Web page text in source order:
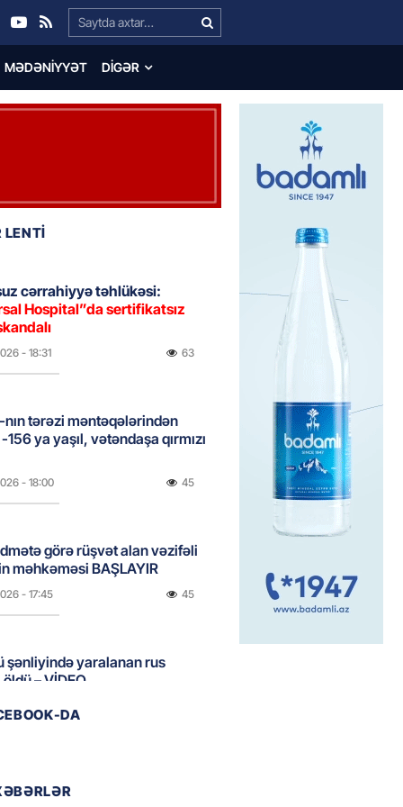
Search…
MƏDƏNIYYƏT DIGƏR
cərrahiyyə təhlükəsi:
Hospital”da sertifikatsız
- 18:31 63
nın tərəzi məntəqələrindən
ya yaşıl, vətəndaşa qırmızı
- 18:00 45
görə rüşvət alan vəzifəli
məhkəməsi BAŞLAYIR
- 17:45 45
şənliyində yaralanan rus
– VİDEO
546 min manatı 20
DA